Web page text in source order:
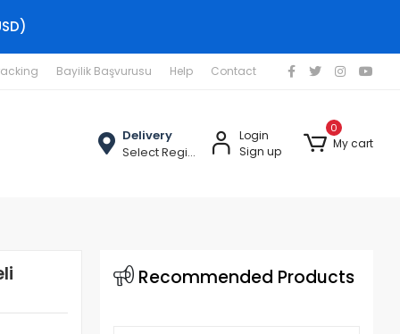
Bayilik Başvurusu Help Contact
Delivery
Select Region
Login
Sign up
0
My cart
Recommended Products